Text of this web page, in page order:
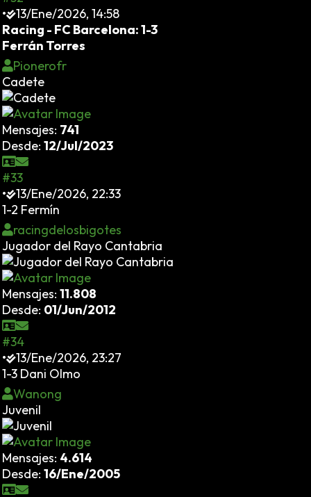
•
13/Ene/2026, 14:58
Racing - FC Barcelona: 1-3
Ferrán Torres
Pionerofr
Cadete
Mensajes: 741
Desde: 12/Jul/2023
#33
•
13/Ene/2026, 22:33
1-2 Fermín
racingdelosbigotes
Jugador del Rayo Cantabria
Mensajes: 11.808
Desde: 01/Jun/2012
#34
•
13/Ene/2026, 23:27
1-3 Dani Olmo
Wanong
Juvenil
Mensajes: 4.614
Desde: 16/Ene/2005